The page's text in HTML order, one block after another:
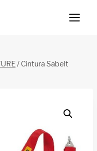
/Cintura Sabelt